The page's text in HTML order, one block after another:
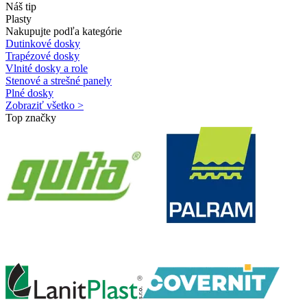
Náš tip
Plasty
Nakupujte podľa kategórie
Dutinkové dosky
Trapézové dosky
Vlnité dosky a role
Stenové a strešné panely
Plné dosky
Zobraziť všetko >
Top značky